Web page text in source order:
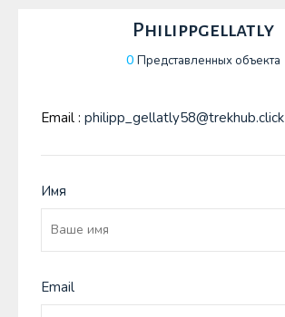
Philippgellatly
0 Представленных объекта
Email : philipp_gellatly58@trekhub.click
Имя
Email